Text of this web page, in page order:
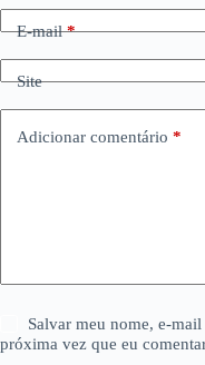
E-mail*
Site
Adicionar comentário *
Salvar meu nome, e-
próxima vez que eu